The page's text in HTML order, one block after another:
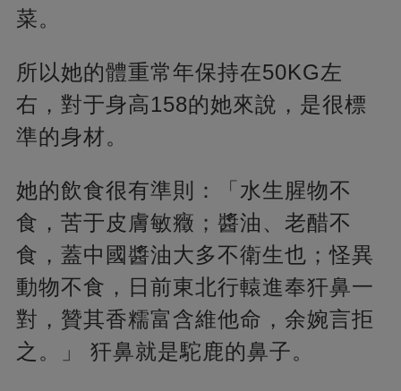
菜。
所以她的體重常年保持在50KG左
右，對于身高158的她來說，是很標
準的身材。
她的飲食很有準則：「水生腥物不
食，苦于皮膚敏癥；醬油、老醋不
食，蓋中國醬油大多不衛生也；怪異
動物不食，日前東北行轅進奉犴鼻一
對，贊其香糯富含維他命，余婉言拒
之。」 犴鼻就是駝鹿的鼻子。